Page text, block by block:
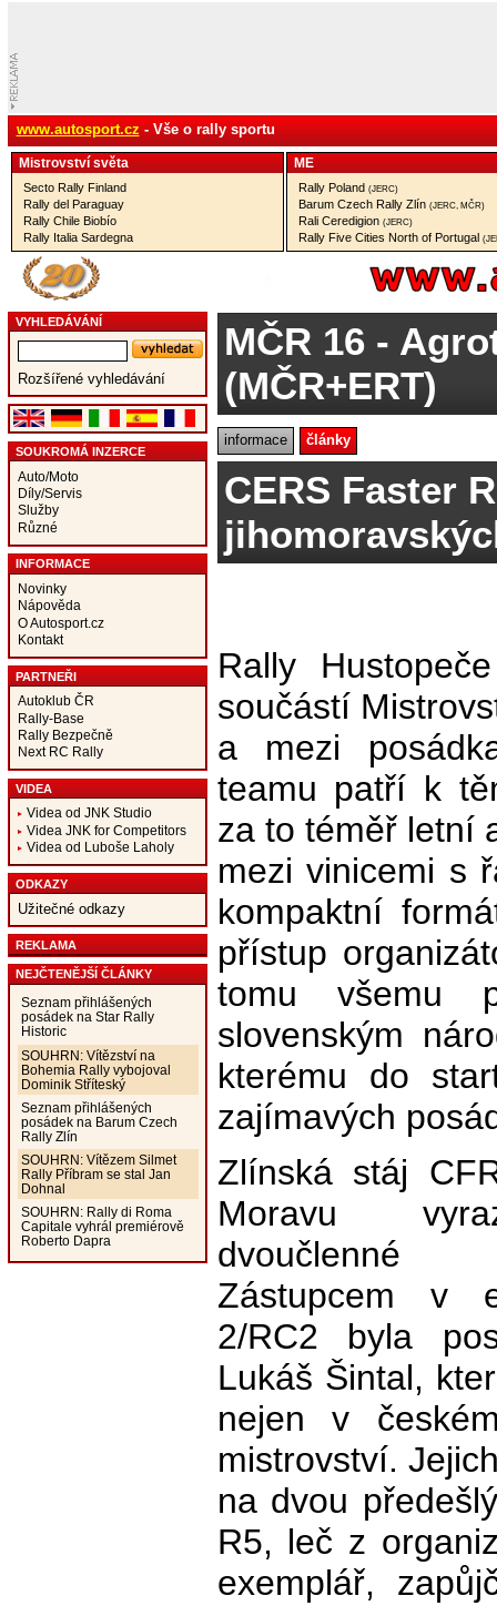
www.autosport.cz - Vše o rally sportu
Mistrovství­ světa
Secto Rally Finland
Rally del Paraguay
Rally Chile Biobío
Rally Italia Sardegna
ME
Rally Poland (JERC)
Barum Czech Rally Zlín (JERC, MČR)
Rali Ceredigion (JERC)
Rally Five Cities North of Portugal
VYHLEDÁVÁNÍ
Rozšířené vyhledávání
SOUKROMÁ INZERCE
Auto/Moto
Díly/Servis
Služby
Různé
INFORMACE
Novinky
Nápověda
O Autosport.cz
Kontakt
PARTNEŘI
Autoklub ČR
Rally-Base
Rally Bezpečně
Next RC Rally
VIDEA
Videa od JNK Studio
Videa JNK for Competitors
Videa od Luboše Laholy
ODKAZY
Užitečné odkazy
REKLAMA
NEJČTENĚJŠÍ ČLÁNKY
Seznam přihlášených
posádek na Star Rally
Historic
SOUHRN: Vítězství na
Bohemia Rally vybojoval
Dominik Stříteský
Seznam přihlášených
posádek na Barum Czech
Rally Zlín
SOUHRN: Vítězem Silmet
Rally Příbram se stal Jan
Dohnal
SOUHRN: Rally di Roma
Capitale vyhrál premiérově
Roberto Dapra
MČR 16-
(MČR+ERT)
informace články
CERS Faster
Rally
součástí
a mezi
teamu patří k
za to téměř letní
mezi vinicemi s
kompaktní
přístup
tomu všemu
slovenským
kterému do
zajímavých
Zlínská stáj
Moravu
dvoučlenné
Zástupcem v
2/RC2 byla
Lukáš Šintal,
nejen v
mistrovství.
na dvou
R5, leč z
exemplář,